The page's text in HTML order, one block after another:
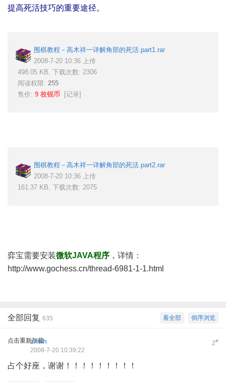
提高死活技巧的重要途径。
围棋教程－高木祥一详解角部的死活.part1.rar
2008-7-20 10:36 上传
498.05 KB, 下载次数: 2306
阅读权限: 255
售价: 9 枚锐币 [记录]
围棋教程－高木祥一详解角部的死活.part2.rar
2008-7-20 10:36 上传
161.37 KB, 下载次数: 2075
弈宝需要安装微软JAVA程序 ，详情：
http://www.gochess.cn/thread-6981-1-1.html
倒序浏览
看全部
全部回复 635
点击重新加载 2#
zhwh
2008-7-20 10:39:22
占个好座，谢谢！！！！！！！！！